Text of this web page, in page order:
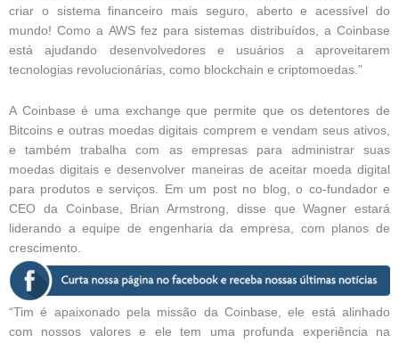
criar o sistema financeiro mais seguro, aberto e acessível do
mundo! Como a AWS fez para sistemas distribuídos, a Coinbase
está ajudando desenvolvedores e usuários a aproveitarem
tecnologias revolucionárias, como blockchain e criptomoedas.”
A Coinbase é uma exchange que permite que os detentores de
Bitcoins e outras moedas digitais comprem e vendam seus ativos,
e também trabalha com as empresas para administrar suas
moedas digitais e desenvolver maneiras de aceitar moeda digital
para produtos e serviços. Em um post no blog, o co-fundador e
CEO da Coinbase, Brian Armstrong, disse que Wagner estará
liderando a equipe de engenharia da empresa, com planos de
crescimento.
“Tim é apaixonado pela missão da Coinbase, ele está alinhado
com nossos valores e ele tem uma profunda experiência na